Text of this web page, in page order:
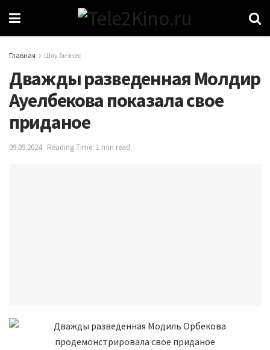
Главная Шоу бизнес
Дважды разведенная Молдир
Ауелбекова показала свое
приданое
09.09.2024 Reading Time: 1 min read